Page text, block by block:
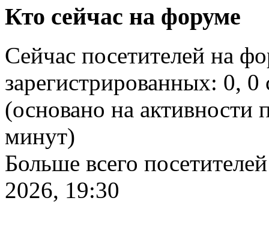
Кто сейчас на форуме
Сейчас посетителей на
зарегистрированных: 0,
(основано на активности
минут)
Больше всего
2026, 19:30